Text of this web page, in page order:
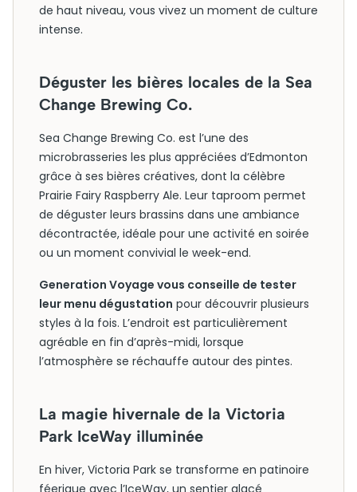
de haut niveau, vous vivez un moment de culture
intense.
Déguster les bières locales de la Sea
Change Brewing Co.
Sea Change Brewing Co. est l’une des
microbrasseries les plus appréciées d’Edmonton
grâce à ses bières créatives, dont la célèbre
Prairie Fairy Raspberry Ale. Leur taproom permet
de déguster leurs brassins dans une ambiance
décontractée, idéale pour une activité en soirée
ou un moment convivial le week-end.
Generation Voyage vous conseille de tester
leur menu dégustation pour découvrir plusieurs
styles à la fois. L’endroit est particulièrement
agréable en fin d’après-midi, lorsque
l’atmosphère se réchauffe autour des pintes.
La magie hivernale de la Victoria
Park IceWay illuminée
En hiver, Victoria Park se transforme en patinoire
féerique avec l’IceWay, un sentier glacé